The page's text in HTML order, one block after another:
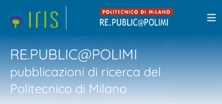
RE.PUBLIC@POLIMI
pubblicazioni di ricerca del
Politecnico di Milano